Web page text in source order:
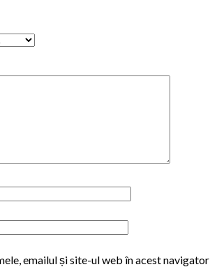
emailul și site-ul web în acest navigator